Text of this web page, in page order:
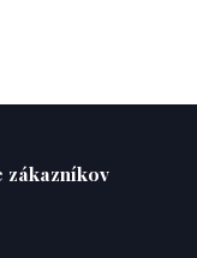
zákazníkov